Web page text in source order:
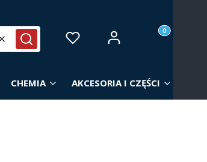
WyczyśćSzukaj
Ulubione Zaloguj się Produkty w
Koszyk
CHEMIA AKCESORIA I CZĘŚCI